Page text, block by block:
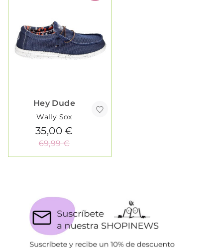
Hey Dude
Wally Sox
35,00 €
69,99 €